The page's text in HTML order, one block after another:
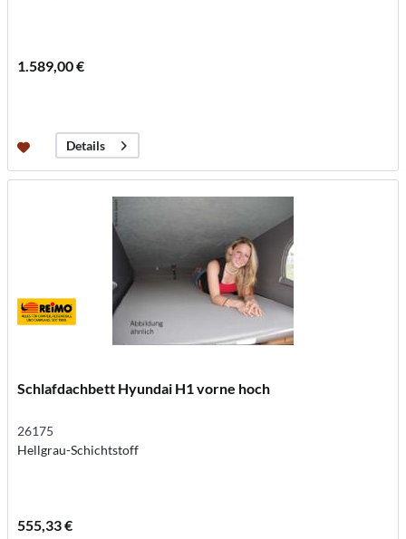
1.589,00 €
Details
Schlafdachbett Hyundai H1 vorne hoch
26175
Hellgrau-Schichtstoff
555,33 €